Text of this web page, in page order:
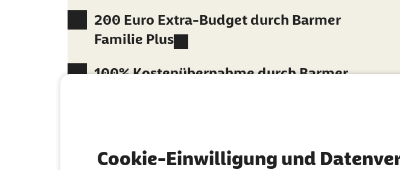
Cookie-Einwilligung und
200 Euro Extra-Budget durch Barmer
Familie Plus
100% Kostenübernahme durch Barmer